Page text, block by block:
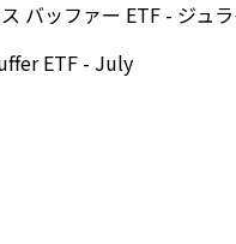
バッファー ETF - ジュ
ETF - July